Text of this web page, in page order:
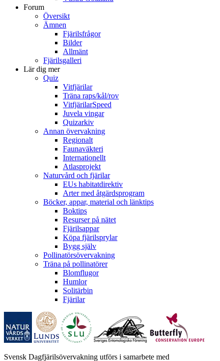
Forum
Översikt
Ämnen
Fjärilsfrågor
Bilder
Allmänt
Fjärilsgalleri
Lär dig mer
Quiz
Vitfjärilar
Träna raps/kål/rov
VitfjärilarSpeed
Juvela vingar
Quizarkiv
Annan övervakning
Regionalt
Faunaväkteri
Internationellt
Atlasprojekt
Naturvård och fjärilar
EUs habitatdirektiv
Arter med åtgärdsprogram
Böcker, appar, material och länktips
Boktips
Resurser på nätet
Fjärilsappar
Köpa fjärilsprylar
Bygg själv
Pollinatörsövervakning
Träna på pollinatörer
Blomflugor
Humlor
Solitärbin
Fjärilar
Svensk Dagfjärilsövervakning utförs i samarbete med